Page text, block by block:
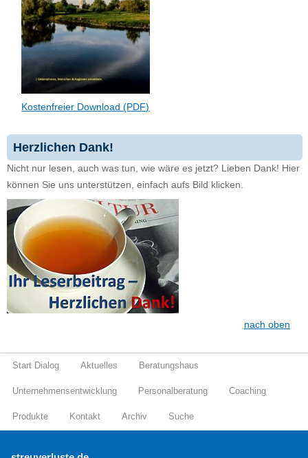
Kostenfreier Download (PDF)
Herzlichen Dank!
Nicht nur lesen, auch was tun, wie wäre es jetzt? Lieben Dank! Hier
können Sie uns unterstützen, einfach aufs Bild klicken.
nach oben
Start Dialog Aktuelles Beratungshaus
Unternehmensentwicklung Personalberatung Coaching
Produkte Kontakt Archiv Suche